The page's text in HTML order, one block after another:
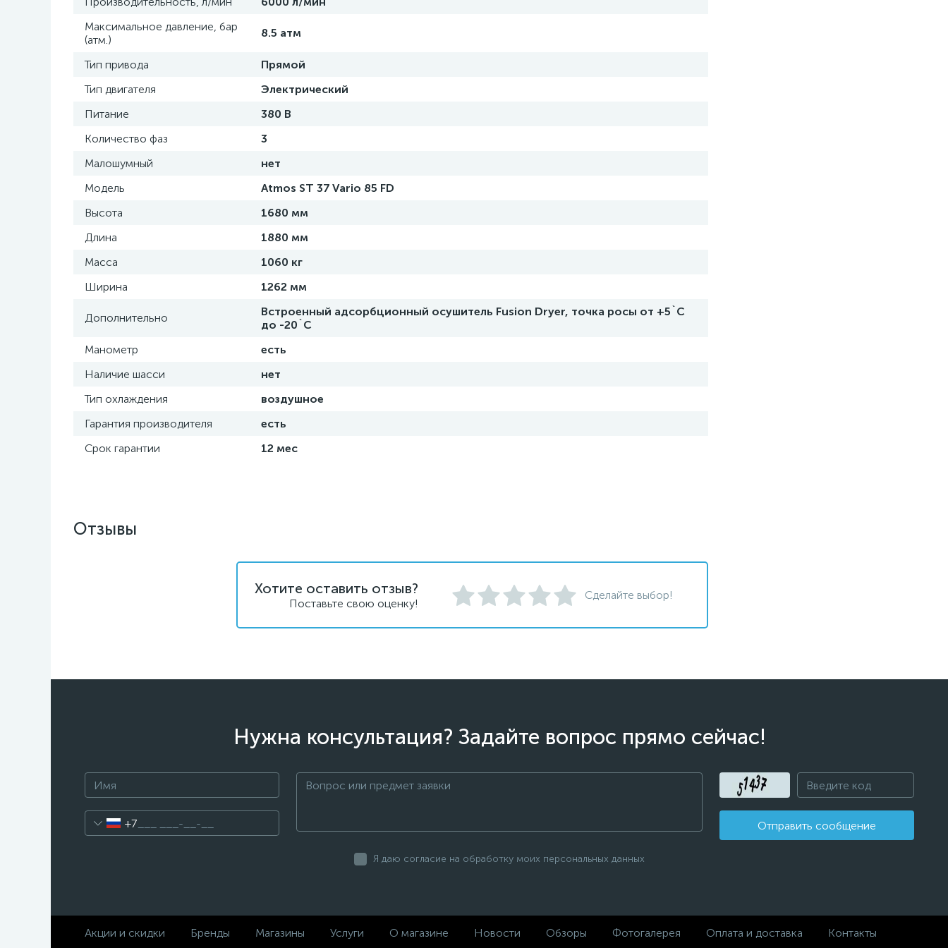
Максимальное давление, бар
(атм.)
8.5 атм
Тип привода
Прямой
Тип двигателя
Электрический
Питание
380 В
Количество фаз
3
Малошумный
нет
Модель
Atmos ST 37 Vario 85 FD
Высота
1680 мм
Длина
1880 мм
Масса
1060 кг
Ширина
1262 мм
Дополнительно
Встроенный адсорбционный осушитель Fusion Dryer, точка росы от +5`C
до -20`C
Манометр
есть
Наличие шасси
нет
Тип охлаждения
воздушное
Гарантия производителя
есть
Срок гарантии
12 мес
Отзывы
Хотите оставить отзыв?
Поставьте свою оценку!
Сделайте выбор!
Нужна консультация? Задайте вопрос прямо сейчас!
+7 Отправить сообщение
Я даю согласие на обработку моих персональных данных
Акции и скидки Бренды Магазины Услуги О магазине Новости Обзоры Фотогалерея Оплата и доставка Контакты